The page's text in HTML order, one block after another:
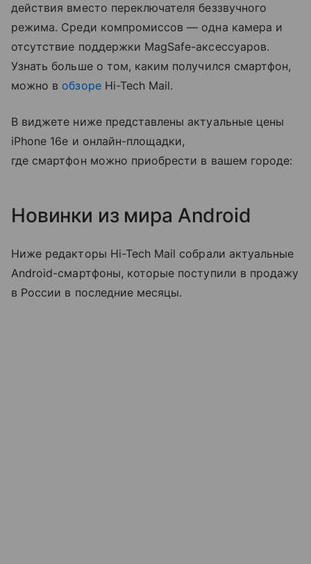
действия вместо переключателя беззвучного
режима. Среди компромиссов — одна камера и
отсутствие поддержки MagSafe-аксессуаров.
Узнать больше о том, каким получился смартфон,
можно в обзореHi-Tech Mail.
В виджете ниже представлены актуальные цены
iPhone 16e и онлайн-площадки,
где смартфон можно приобрести в вашем городе:
Новинки из мира Android
Ниже редакторы Hi-Tech Mail собрали актуальные
Android-смартфоны, которые поступили в продажу
в России в последние месяцы.